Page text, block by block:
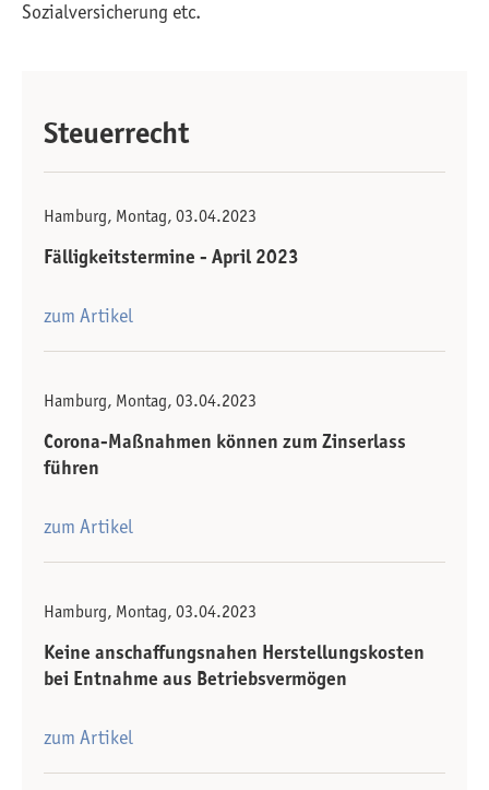
Sozialversicherung etc.
Steuerrecht
Hamburg, Montag, 03.04.2023
Fälligkeitstermine - April 2023
zum Artikel
Hamburg, Montag, 03.04.2023
Corona-Maßnahmen können zum Zinserlass
führen
zum Artikel
Hamburg, Montag, 03.04.2023
Keine anschaffungsnahen Herstellungskosten
bei Entnahme aus Betriebsvermögen
zum Artikel